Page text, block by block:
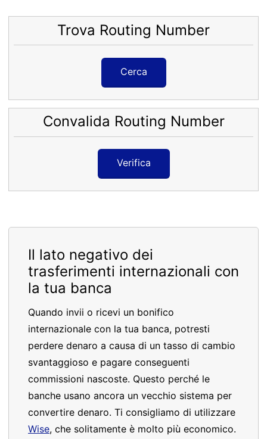
Trova Routing Number
Cerca
Convalida Routing Number
Verifica
Il lato negativo dei
trasferimenti internazionali con
la tua banca
Quando invii o ricevi un bonifico
internazionale con la tua banca, potresti
perdere denaro a causa di un tasso di cambio
svantaggioso e pagare conseguenti
commissioni nascoste. Questo perché le
banche usano ancora un vecchio sistema per
convertire denaro. Ti consigliamo di utilizzare
Wise, che solitamente è molto più economico.